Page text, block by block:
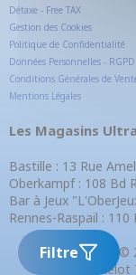
Filtre
Détaxe - Free TAX
Gestion des Cookies
Politique de Confidentialité
Données Personnelles - RGPD
Conditions Générales de
Mentions Légales
Les Magasins
Bastille : 13 Rue
Oberkampf : 108 Bd
Bar à Jeux
Rennes-Raspail :
©
13 Rue